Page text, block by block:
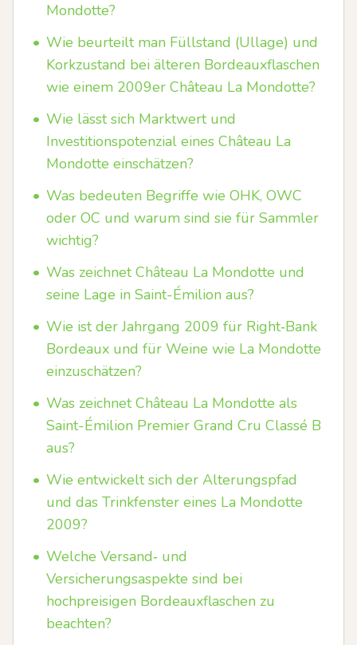
Mondotte?
• Wie beurteilt man Füllstand (Ullage) und
Korkzustand bei älteren Bordeauxflaschen
wie einem 2009er Château La Mondotte?
• Wie lässt sich Marktwert und
Investitionspotenzial eines Château La
Mondotte einschätzen?
• Was bedeuten Begriffe wie OHK, OWC
oder OC und warum sind sie für Sammler
wichtig?
• Was zeichnet Château La Mondotte und
seine Lage in Saint-Émilion aus?
• Wie ist der Jahrgang 2009 für Right‑Bank
Bordeaux und für Weine wie La Mondotte
einzuschätzen?
• Was zeichnet Château La Mondotte als
Saint-Émilion Premier Grand Cru Classé B
aus?
• Wie entwickelt sich der Alterungspfad
und das Trinkfenster eines La Mondotte
2009?
• Welche Versand‑ und
Versicherungsaspekte sind bei
hochpreisigen Bordeauxflaschen zu
beachten?